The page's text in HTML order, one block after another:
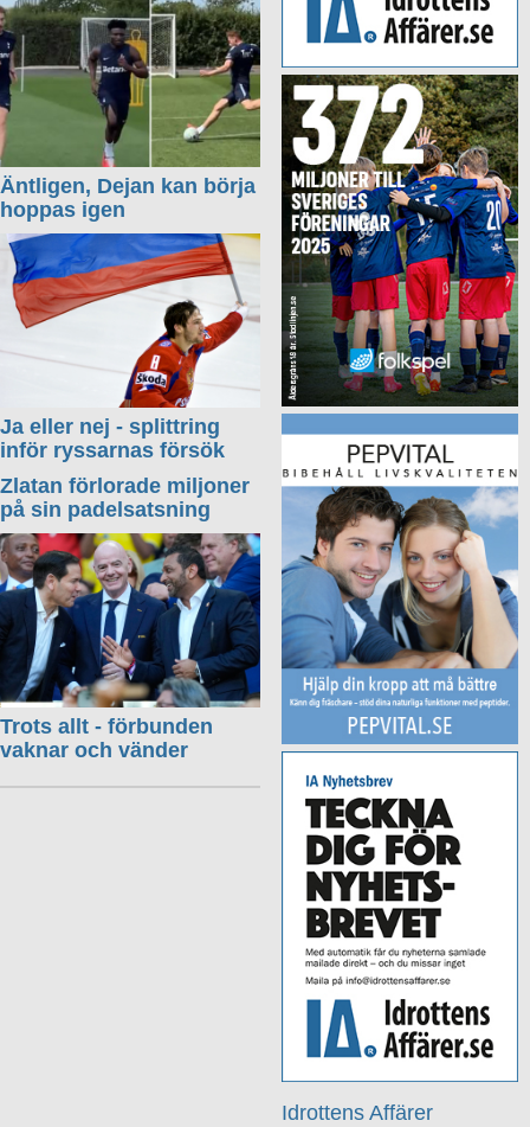
Idrottens Affärer
Äntligen, Dejan kan börja
hoppas igen
Ja eller nej - splittring
inför ryssarnas försök
Zlatan förlorade miljoner
på sin padelsatsning
Trots allt - förbunden
vaknar och vänder